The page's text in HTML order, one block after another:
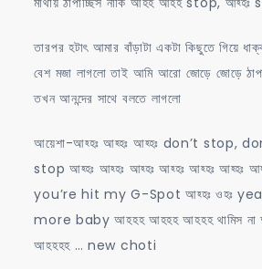
তারপর হটাৎ আমার বাঁড়াটা একটা কিছুতে গিয়ে
বেশ মজা লাগলো তাই আমি আরো জোড়ে জোড়ে
তখন আনন্দের সাথে বলতে লাগলো
আয়েশা-আহ্হঃ আহ্হঃ আহ্হঃ don’t stop,
stop আহ্হঃ আহ্হঃ আহ্হঃ আহ্হঃ আহ্হঃ আহ্হঃ
you’re hit my G-Spot আহ্হঃ ওহঃ
more baby আহহহ আহহহ আহহহ থামিস
আহহহহ … new choti